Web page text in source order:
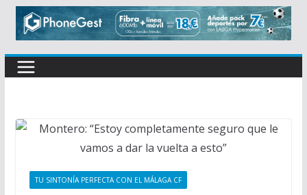
TU SINTONÍA PERFECTA CON EL MÁLAGA CF